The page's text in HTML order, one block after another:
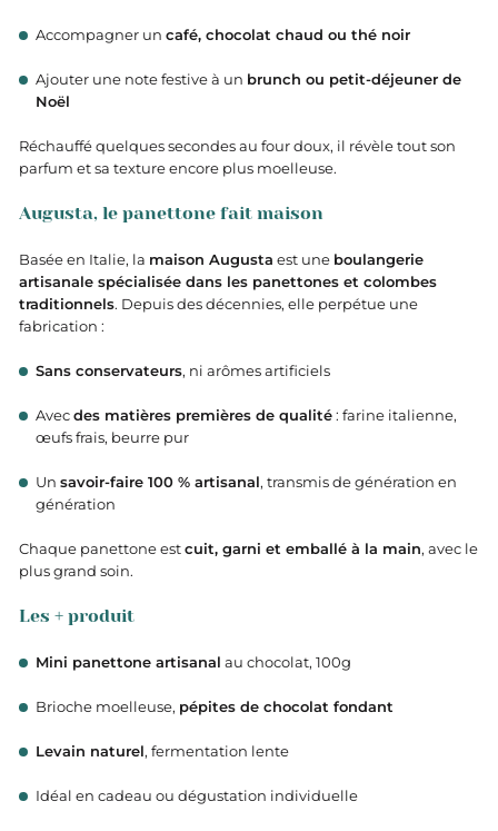
Accompagner un café, chocolat chaud ou thé noir
Ajouter une note festive à un brunch ou petit-déjeuner de
Noël
Réchauffé quelques secondes au four doux, il révèle tout son
parfum et sa texture encore plus moelleuse.
Augusta, le panettone fait maison
Basée en Italie, la maison Augusta est une boulangerie
artisanale spécialisée dans les panettones et colombes
traditionnels. Depuis des décennies, elle perpétue une
fabrication :
Sans conservateurs, ni arômes artificiels
Avecdes matières premières de qualité: farine italienne,
œufs frais, beurre pur
Un savoir-faire 100 % artisanal, transmis de génération en
génération
Chaque panettone estcuit, garni et emballé à la main, avec le
plus grand soin.
Les + produit
Mini panettone artisanal au chocolat, 100g
Brioche moelleuse, pépites de chocolat fondant
Levain naturel, fermentation lente
Idéal en cadeau ou dégustation individuelle